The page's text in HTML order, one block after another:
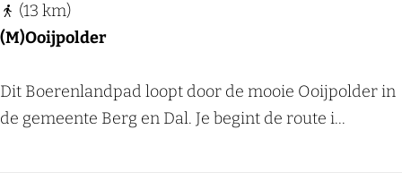
s
r
u
t
(M)Ooijpolder
(
M
(13 km)
Dit Boerenlandpad loopt door de mooie Ooijpolder in
de gemeente Berg en Dal. Je begint de route i...